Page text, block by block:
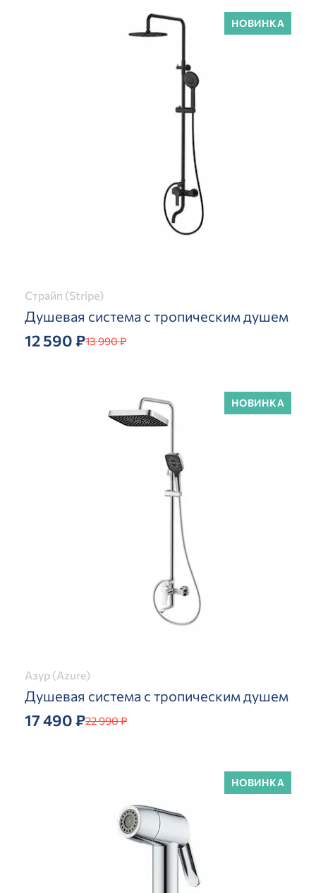
НОВИНКА
Страйп (Stripe)
Душевая система с тропическим душем
12 590 ₽13 990 ₽
НОВИНКА
Азур (Azure)
Душевая система с тропическим душем
17 490 ₽22 990 ₽
НОВИНКА